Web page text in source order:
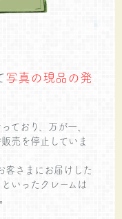
写真の現品の発
ており、万が一、
売を停止していま
客さまにお届けした
いったクレームは